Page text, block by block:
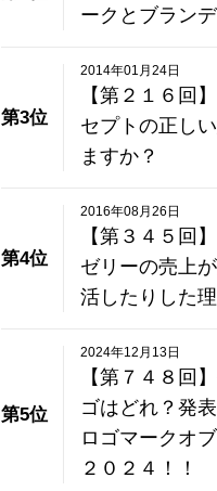
ークとブラン
第3位
2014年01月24日
【第２１６回
セプトの正し
ますか？
第4位
2016年08月26日
【第３４５回
ゼリーの売上
活したりした
第5位
2024年12月13日
【第７４８回
ゴはどれ？発
ロゴマークオ
２０２４！！